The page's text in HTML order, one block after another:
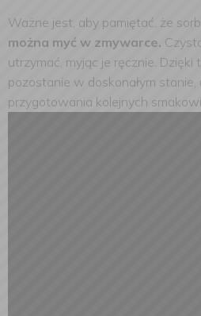
Ważne jest, aby pamiętać, że
można myć w zmywarce.
utrzymać, myjąc je ręcznie. Dzięki
pozostanie w doskonałym
przygotowania kolejnych